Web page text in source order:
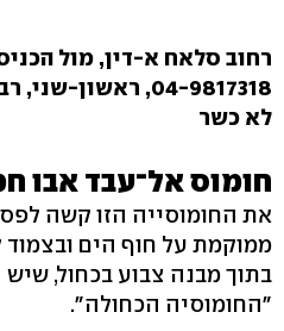
רחוב סלאח א-דין, מול
לא כשר
חומוס אל־עבד אבו
את החומוסייה הזו קשה
ממוקמת על חוף הים ובצמוד
בתוך מבנה צבוע בכחול,
"החומוסיה הכחולה".